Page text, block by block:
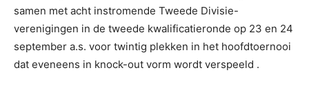
samen met acht instromende Tweede Divisie-
verenigingen in de tweede kwalificatieronde op 23 en 24
september a.s. voor twintig plekken in het hoofdtoernooi
dat eveneens in knock-out vorm wordt verspeeld .